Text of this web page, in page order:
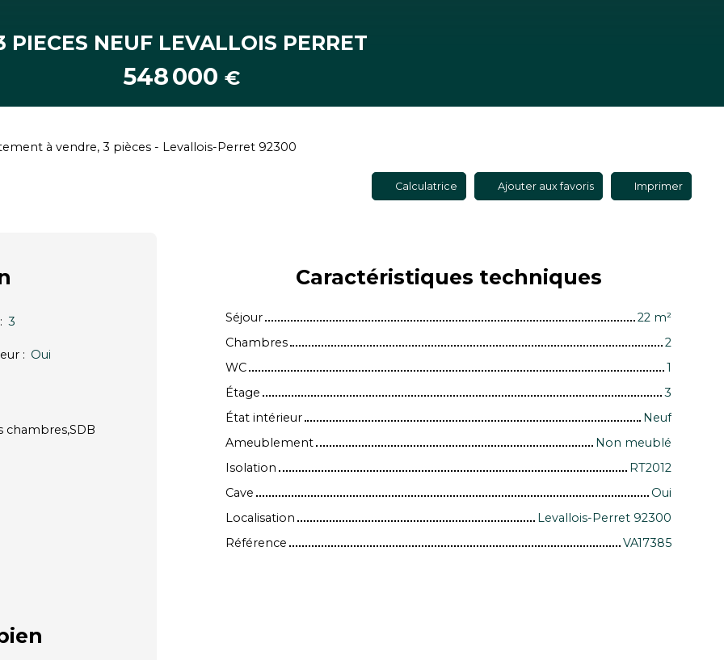
PIECES NEUF LEVALLOIS PERRET
548 000 €
à vendre, 3 pièces - Levallois-Perret 92300
Calculatrice Ajouter aux favoris Imprimer
3
: Oui
chambres,SDB
Caractéristiques techniques
Séjour 22 m²
Chambres
2
WC
1
Étage
3
État intérieur
Neuf
Ameublement
Non meublé
Isolation
RT2012
Cave
Oui
Localisation
Levallois-Perret 92300
Référence
VA17385